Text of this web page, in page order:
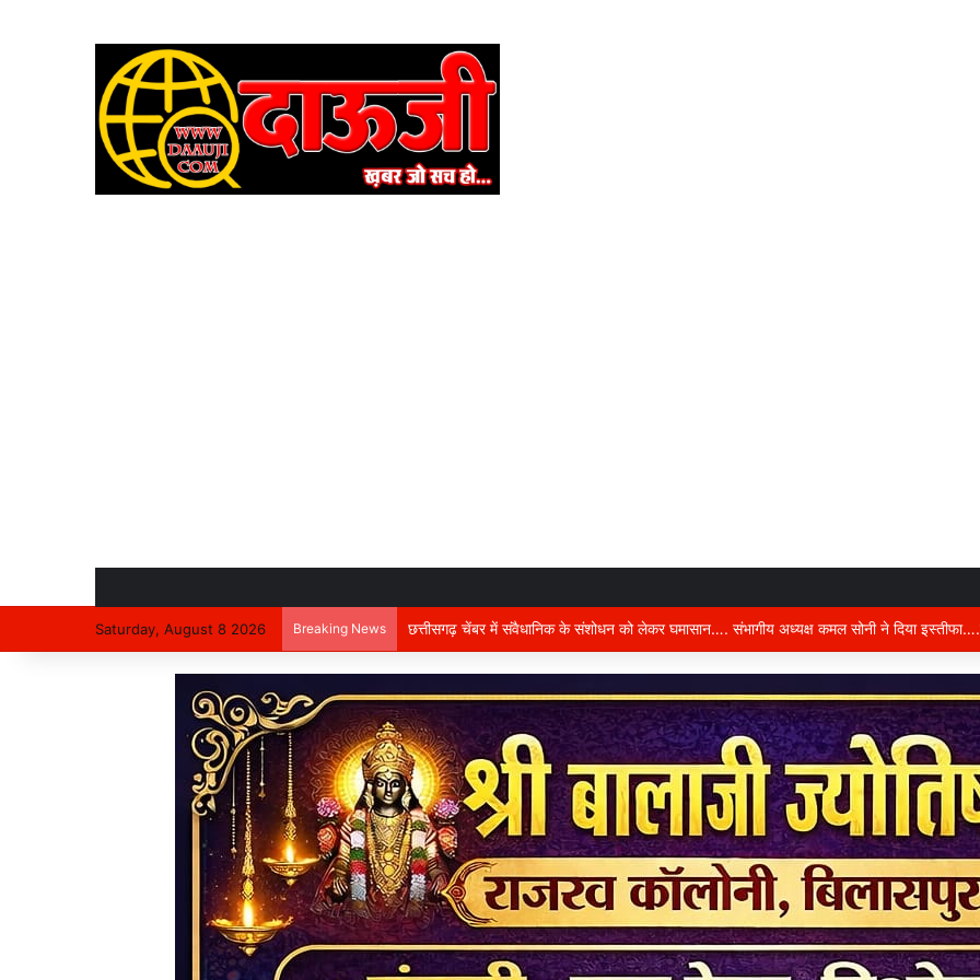
Saturday, August 8 2026 Breaking News समाज को भ्रमित करने वाले नैरेटिव से रहें सचेत…..कल्चरल मार्क्सवाद पर बिलासपुर में ब्रेनस्टॉर्मिंग सत्र…..